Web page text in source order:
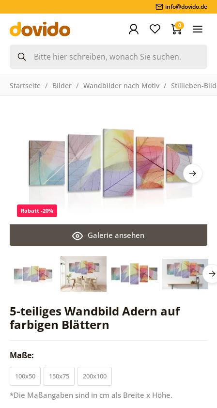
info@dovido.de
0
Startseite Bilder Wandbilder nach Motiv Stillleben-
5-teiliges Wandbild Adern auf
farbigen Blättern
Galerie ansehen
Rabatt -20%
Maße:
100x50 150x75 200x100
*Die Maßangaben sind in cm als Breite x Höhe.